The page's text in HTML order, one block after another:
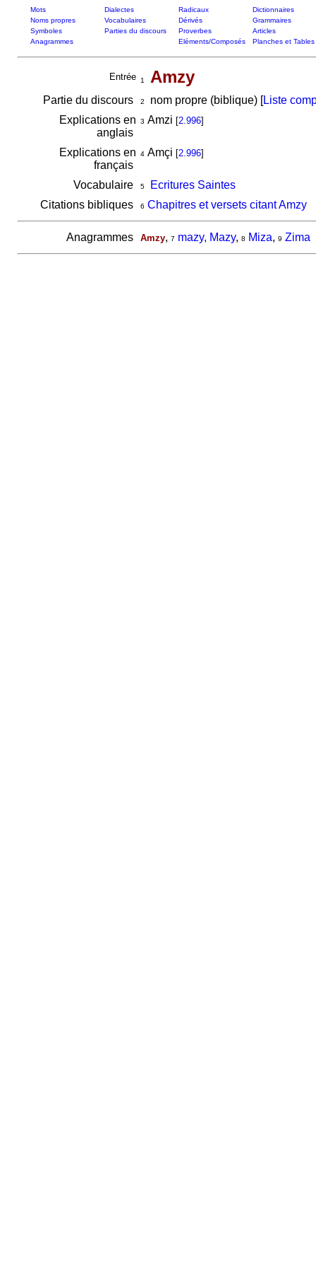
Mots Dialectes Radicaux
Dictionnaires
Noms propres
Vocabulaires Dérivés
Grammaires
Symboles
Parties du discours Proverbes
Articles
Anagrammes
Eléments/Composés Planches et Tables
Entrée 1 Amzy
Partie du discours 2 nom propre (biblique) [Liste
Explications en
anglais
3 Amzi [2.996]
Explications en
français
4Amçi [2.996]
Vocabulaire 5
Ecritures Saintes
Citations bibliques
6 Chapitres et versets citant Amzy
Anagrammes Amzy, 7 mazy, Mazy, 8 Miza, 9 Zima